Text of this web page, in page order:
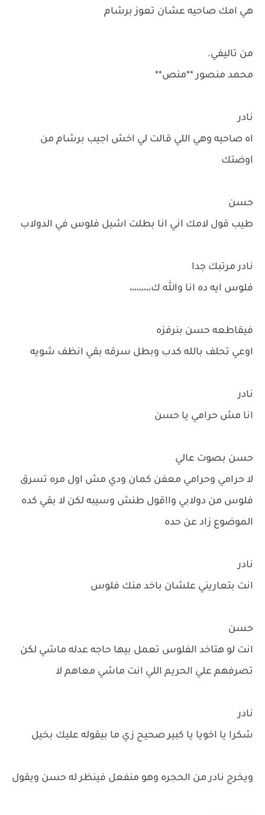
هي امك صاحيه عشان تعوز برشام
من تاليفي.
محمد منصور **منص**
نادر
اه صاحيه وهي اللي قالت لي اخش اجيب برشام من
اوضتك
حسن
طيب قول لامك اني انا بطلت اشيل فلوس في الدولاب
نادر مرتبك جدا
فلوس ايه ده انا والله ك،،،،،،،،،
فيقاطعه حسن بنرفزه
اوعي تحلف بالله كدب وبطل سرقه بقي انظف شويه
نادر
انا مش حرامي يا حسن
حسن بصوت عالي
لا حرامي وحرامي معفن كمان ودي مش اول مره تسرق
فلوس من دولابي وااقول طنش وسيبه لكن لا بقي كده
الموضوع زاد عن حده
نادر
انت بتعاريني علشان باخد منك فلوس
حسن
انت لو هتاخد الفلوس تعمل بيها حاجه عدله ماشي لكن
تصرفهم علي الحريم اللي انت ماشي معاهم لا
نادر
شكرا يا اخويا يا كبير صحيح زي ما بيقوله عليك بخيل
ويخرج نادر من الحجره وهو منفعل فينظر له حسن ويقول